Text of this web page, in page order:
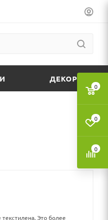
ДЕКОР
Это более
0
0
0